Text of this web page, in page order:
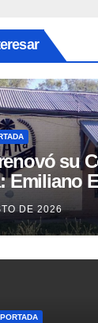
su
Emiliano
DE 2026
PORTADA